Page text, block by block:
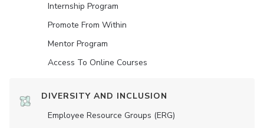
Internship Program
Promote From Within
Mentor Program
Access To Online Courses
DIVERSITY AND INCLUSION
Employee Resource Groups (ERG)